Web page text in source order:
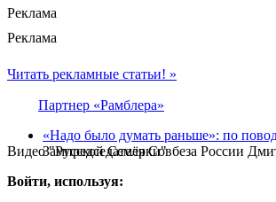
Реклама
Реклама
Видео "Русской Семёрки"
Читать рекламные статьи! »
Партнер «Рамблера»
«Надо было думать раньше»: по
Зампредседателя Совбеза России
Войти, используя: